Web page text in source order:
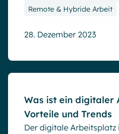
Remote & Hybride Arbeit
28. Dezember 2023
Was ist ein digitaler
Vorteile und Trends
Der digitale Arbeitsplatz